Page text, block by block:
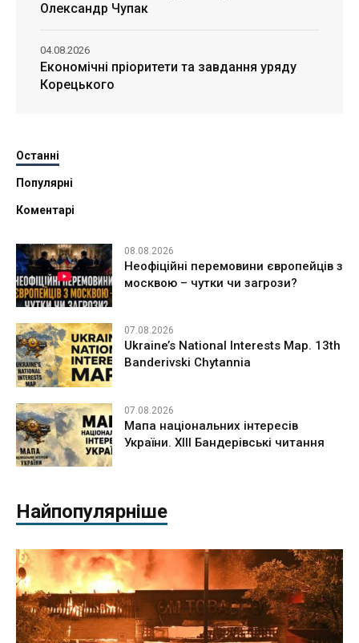
Олександр Чупак
Економічні пріоритети та завдання уряду
Корецького
04.08.2026
Останні
Популярні
Коментарі
08.08.2026
Неофіційні перемовини європейців з
москвою – чутки чи загрози?
07.08.2026
Ukraine’s National Interests Map. 13th
Banderivski Chytannia
07.08.2026
Мапа національних інтересів
України. ХІІІ Бандерівські читання
Найпопулярніше